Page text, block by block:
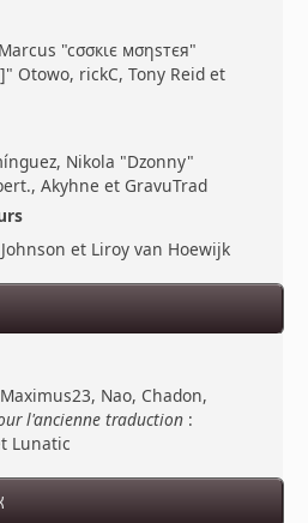
"cσσкιє мσηѕтєя"
Otowo, rickC, Tony Reid et
Nikola "Dzonny"
Akyhne et GravuTrad
et Liroy van Hoewijk
Nao, Chadon,
l'ancienne traduction :
Lunatic